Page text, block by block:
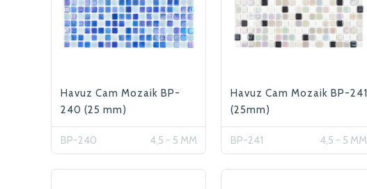
Havuz Cam Mozaik BP-
240 (25 mm)
BP-240 4,5 - 5 MM
Havuz Cam Mozaik BP-241
(25mm)
BP-241 4,5 - 5 MM